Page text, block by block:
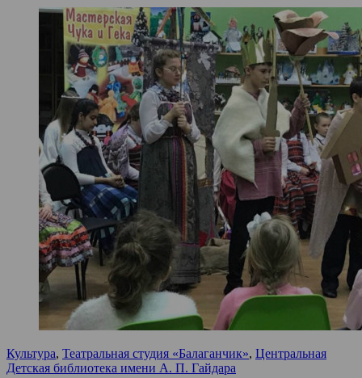
Культура, Театральная студия «Балаганчик», Центральная
Детская библиотека имени А. П. Гайдара